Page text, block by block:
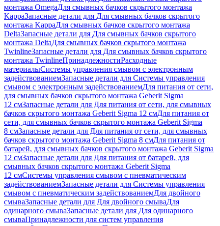
монтажа OmegaДля смывных бачков скрытого монтажа
KappaЗапасные детали для Для смывных бачков скрытого
монтажа KappaДля смывных бачков скрытого монтажа
DeltaЗапасные детали для Для смывных бачков скрытого
монтажа DeltaДля смывных бачков скрытого монтажа
TwinlineЗапасные детали для Для смывных бачков скрытого
монтажа TwinlineПринадлежностиРасходные
материалыСистемы управления смывом с электронным
задействованиемЗапасные детали для Системы управления
смывом с электронным задействованиемДля питания от сети,
для смывных бачков скрытого монтажа Geberit Sigma
12 смЗапасные детали для Для питания от сети, для смывных
бачков скрытого монтажа Geberit Sigma 12 смДля питания от
сети, для смывных бачков скрытого монтажа Geberit Sigma
8 смЗапасные детали для Для питания от сети, для смывных
бачков скрытого монтажа Geberit Sigma 8 смДля питания от
батарей, для смывных бачков скрытого монтажа Geberit Sigma
12 смЗапасные детали для Для питания от батарей, для
смывных бачков скрытого монтажа Geberit Sigma
12 смСистемы управления смывом с пневматическим
задействованиемЗапасные детали для Системы управления
смывом с пневматическим задействованиемДля двойного
смываЗапасные детали для Для двойного смываДля
одинарного смываЗапасные детали для Для одинарного
смываПринадлежности для систем управления